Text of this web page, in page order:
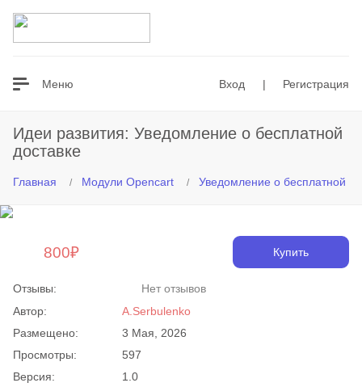
Меню Вход | Регистрация
Идеи развития: Уведомление о бесплатной
доставке
Главная Модули Opencart Уведомление о бесплатной
800₽ Купить
Отзывы:
Нет отзывов
Автор:
A.Serbulenko
Размещено:
3 Мая, 2026
Просмотры:
597
Версия:
1.0